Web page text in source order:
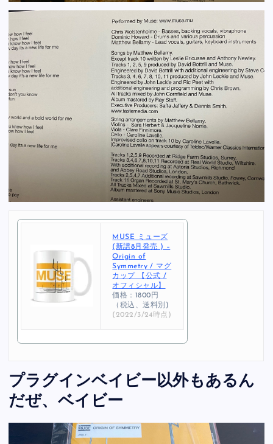
MUSE ミューズ
(新譜8月発売 ) –
Origin of
Symmetry / マグ
カップ 【公式 /
オフィシャル】
価格：1800円
（税込、送料別)
(2022/3/24時点)
プラグインベイビー以外もあるん
だぜ、ベイビー